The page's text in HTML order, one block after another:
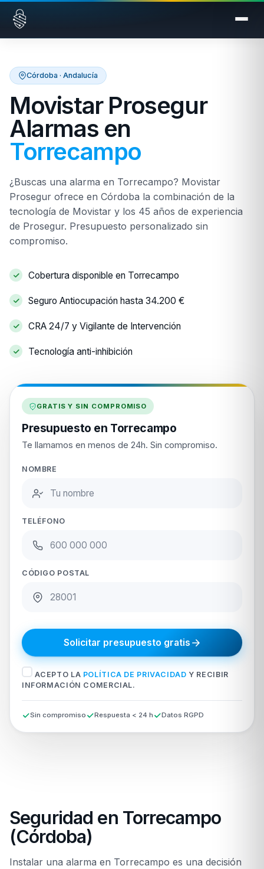
Saltar al contenido
Córdoba · Andalucía
Movistar Prosegur
Alarmas en
Torrecampo
¿Buscas una alarma en Torrecampo? Movistar
Prosegur ofrece en Córdoba la combinación de la
tecnología de Movistar y los 45 años de experiencia
de Prosegur. Presupuesto personalizado sin
compromiso.
Cobertura disponible en Torrecampo
Seguro Antiocupación hasta 34.200 €
CRA 24/7 y Vigilante de Intervención
Tecnología anti-inhibición
GRATIS Y SIN COMPROMISO
Presupuesto en Torrecampo
Te llamamos en menos de 24h. Sin compromiso.
NOMBRE
TELÉFONO
CÓDIGO POSTAL
Solicitar presupuesto gratis
ACEPTO LA POLÍTICA DE PRIVACIDAD Y RECIBIR
INFORMACIÓN COMERCIAL.
Sin compromiso Respuesta < 24 h Datos RGPD
Seguridad en Torrecampo
(Córdoba)
Instalar una alarma en Torrecampo es una decisión